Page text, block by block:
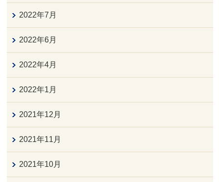
2022年7月
2022年6月
2022年4月
2022年1月
2021年12月
2021年11月
2021年10月